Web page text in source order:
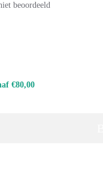
beoordeeld
€80,00